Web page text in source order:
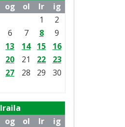
og ol lr
ig
1
2
6 7 8
9
13 14 15
16
20 21 22
23
27 28 29
30
Iraila
og ol lr
ig